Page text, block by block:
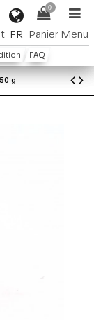
FR
0
Panier Menu
FAQ
g